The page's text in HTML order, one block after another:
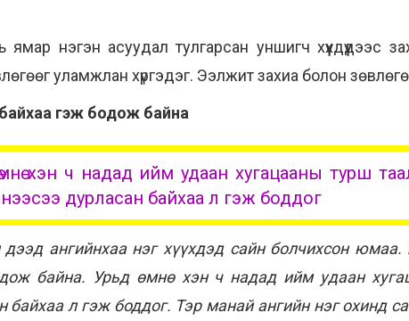
нэгэн асуудал тулгарсан уншигч хүүхдүүдээс
уламжлан хүргэдэг. Ээлжит захиа болон
гэж бодож байна
хэн ч надад ийм удаан хугацааны турш
дурласан байхаа л гэж боддог
ангийнхаа нэг хүүхдэд сайн болчихсон
байна. Урьд өмнө хэн ч надад ийм удаан
байхаа л гэж боддог. Тэр манай ангийн нэг охинд